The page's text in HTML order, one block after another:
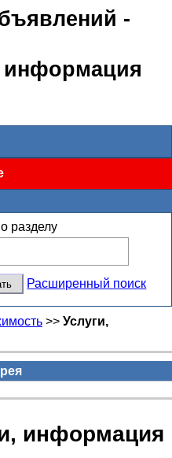
-
информация
разделу
Расширенный поиск
>> Услуги,
информация